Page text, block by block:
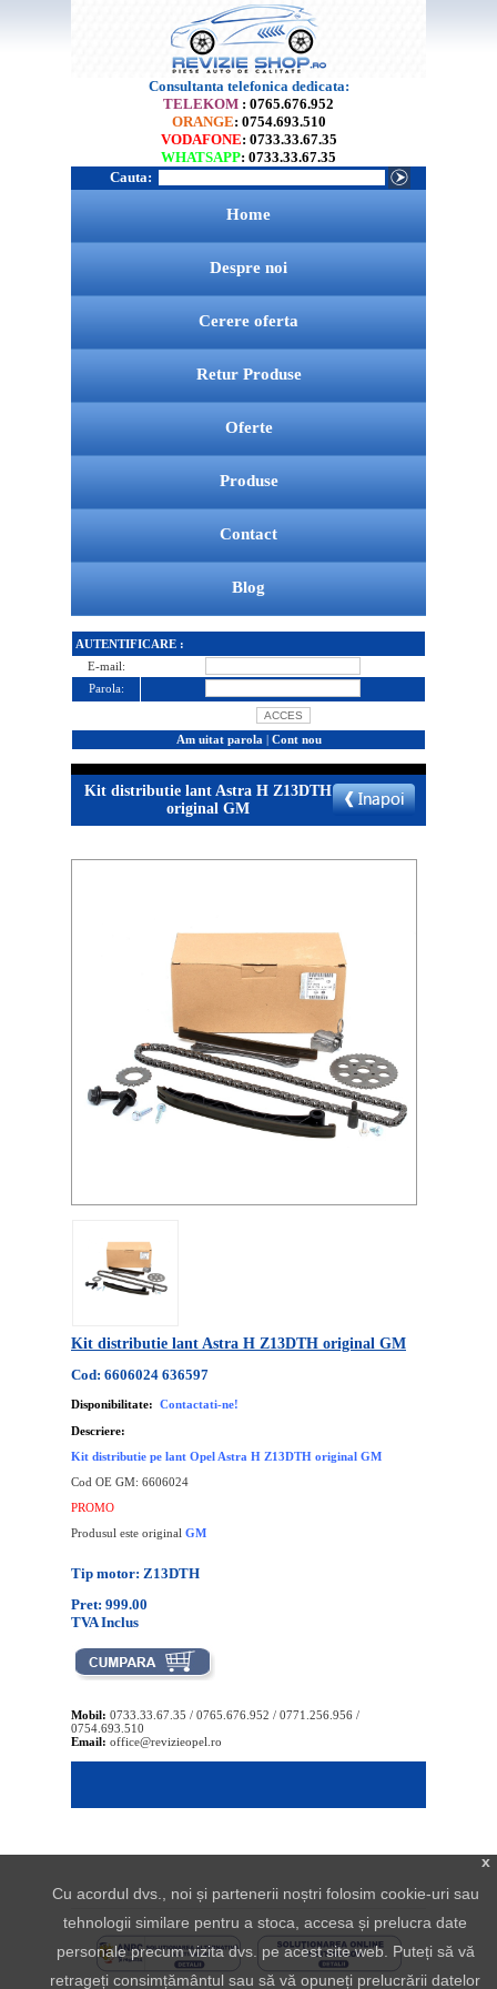
Consultanta telefonica dedicata:
TELEKOM : 0765.676.952
ORANGE: 0754.693.510
VODAFONE: 0733.33.67.35
WHATSAPP: 0733.33.67.35
Cauta:
Home
Despre noi
Cerere oferta
Retur Produse
Oferte
Produse
Contact
Blog
AUTENTIFICARE :
E-mail:
Parola:
Am uitat parola | Cont nou
Kit distributie lant Astra H Z13DTH
original GM
Kit distributie lant Astra H Z13DTH original GM
Cod: 6606024 636597
Disponibilitate: Contactati-ne!
Descriere:
Kit distributie pe lant Opel Astra H Z13DTH original GM
Cod OE GM: 6606024
PROMO
Produsul este original GM
Tip motor: Z13DTH
Pret: 999.00
TVA Inclus
Mobil: 0733.33.67.35 / 0765.676.952 / 0771.256.956 /
0754.693.510
Email: office@revizieopel.ro
x
Cu acordul dvs., noi și partenerii noștri folosim cookie-uri sau
tehnologii similare pentru a stoca, accesa și prelucra date
personale precum vizita dvs. pe acest site web. Puteți să vă
retrageți consimțământul sau să vă opuneți prelucrării datelor